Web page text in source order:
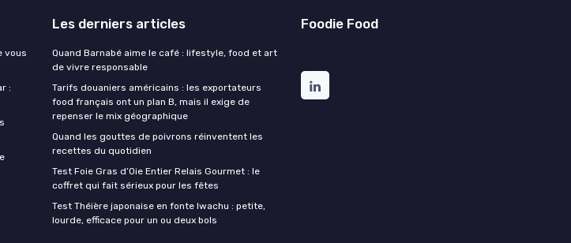
vous
:
Les derniers articles
Quand Barnabé aime le café : lifestyle, food et art
de vivre responsable
Tarifs douaniers américains : les exportateurs
food français ont un plan B, mais il exige de
repenser le mix géographique
Quand les gouttes de poivrons réinventent les
recettes du quotidien
Test Foie Gras d’Oie Entier Relais Gourmet : le
coffret qui fait sérieux pour les fêtes
Test Théière japonaise en fonte Iwachu : petite,
lourde, efficace pour un ou deux bols
Foodie Food